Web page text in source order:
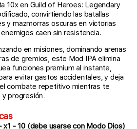
10x en Guild of Heroes: Legendary
convirtiendo las batallas
y mazmorras oscuras en victorias
caen sin resistencia.
en misiones, dominando arenas
de gremios, este Mod IPA elimina
funciones premium al instante,
evitar gastos accidentales, y deja
combate repetitivo mientras te
progresión.
x1 - 10 (debe usarse con Modo Dios)